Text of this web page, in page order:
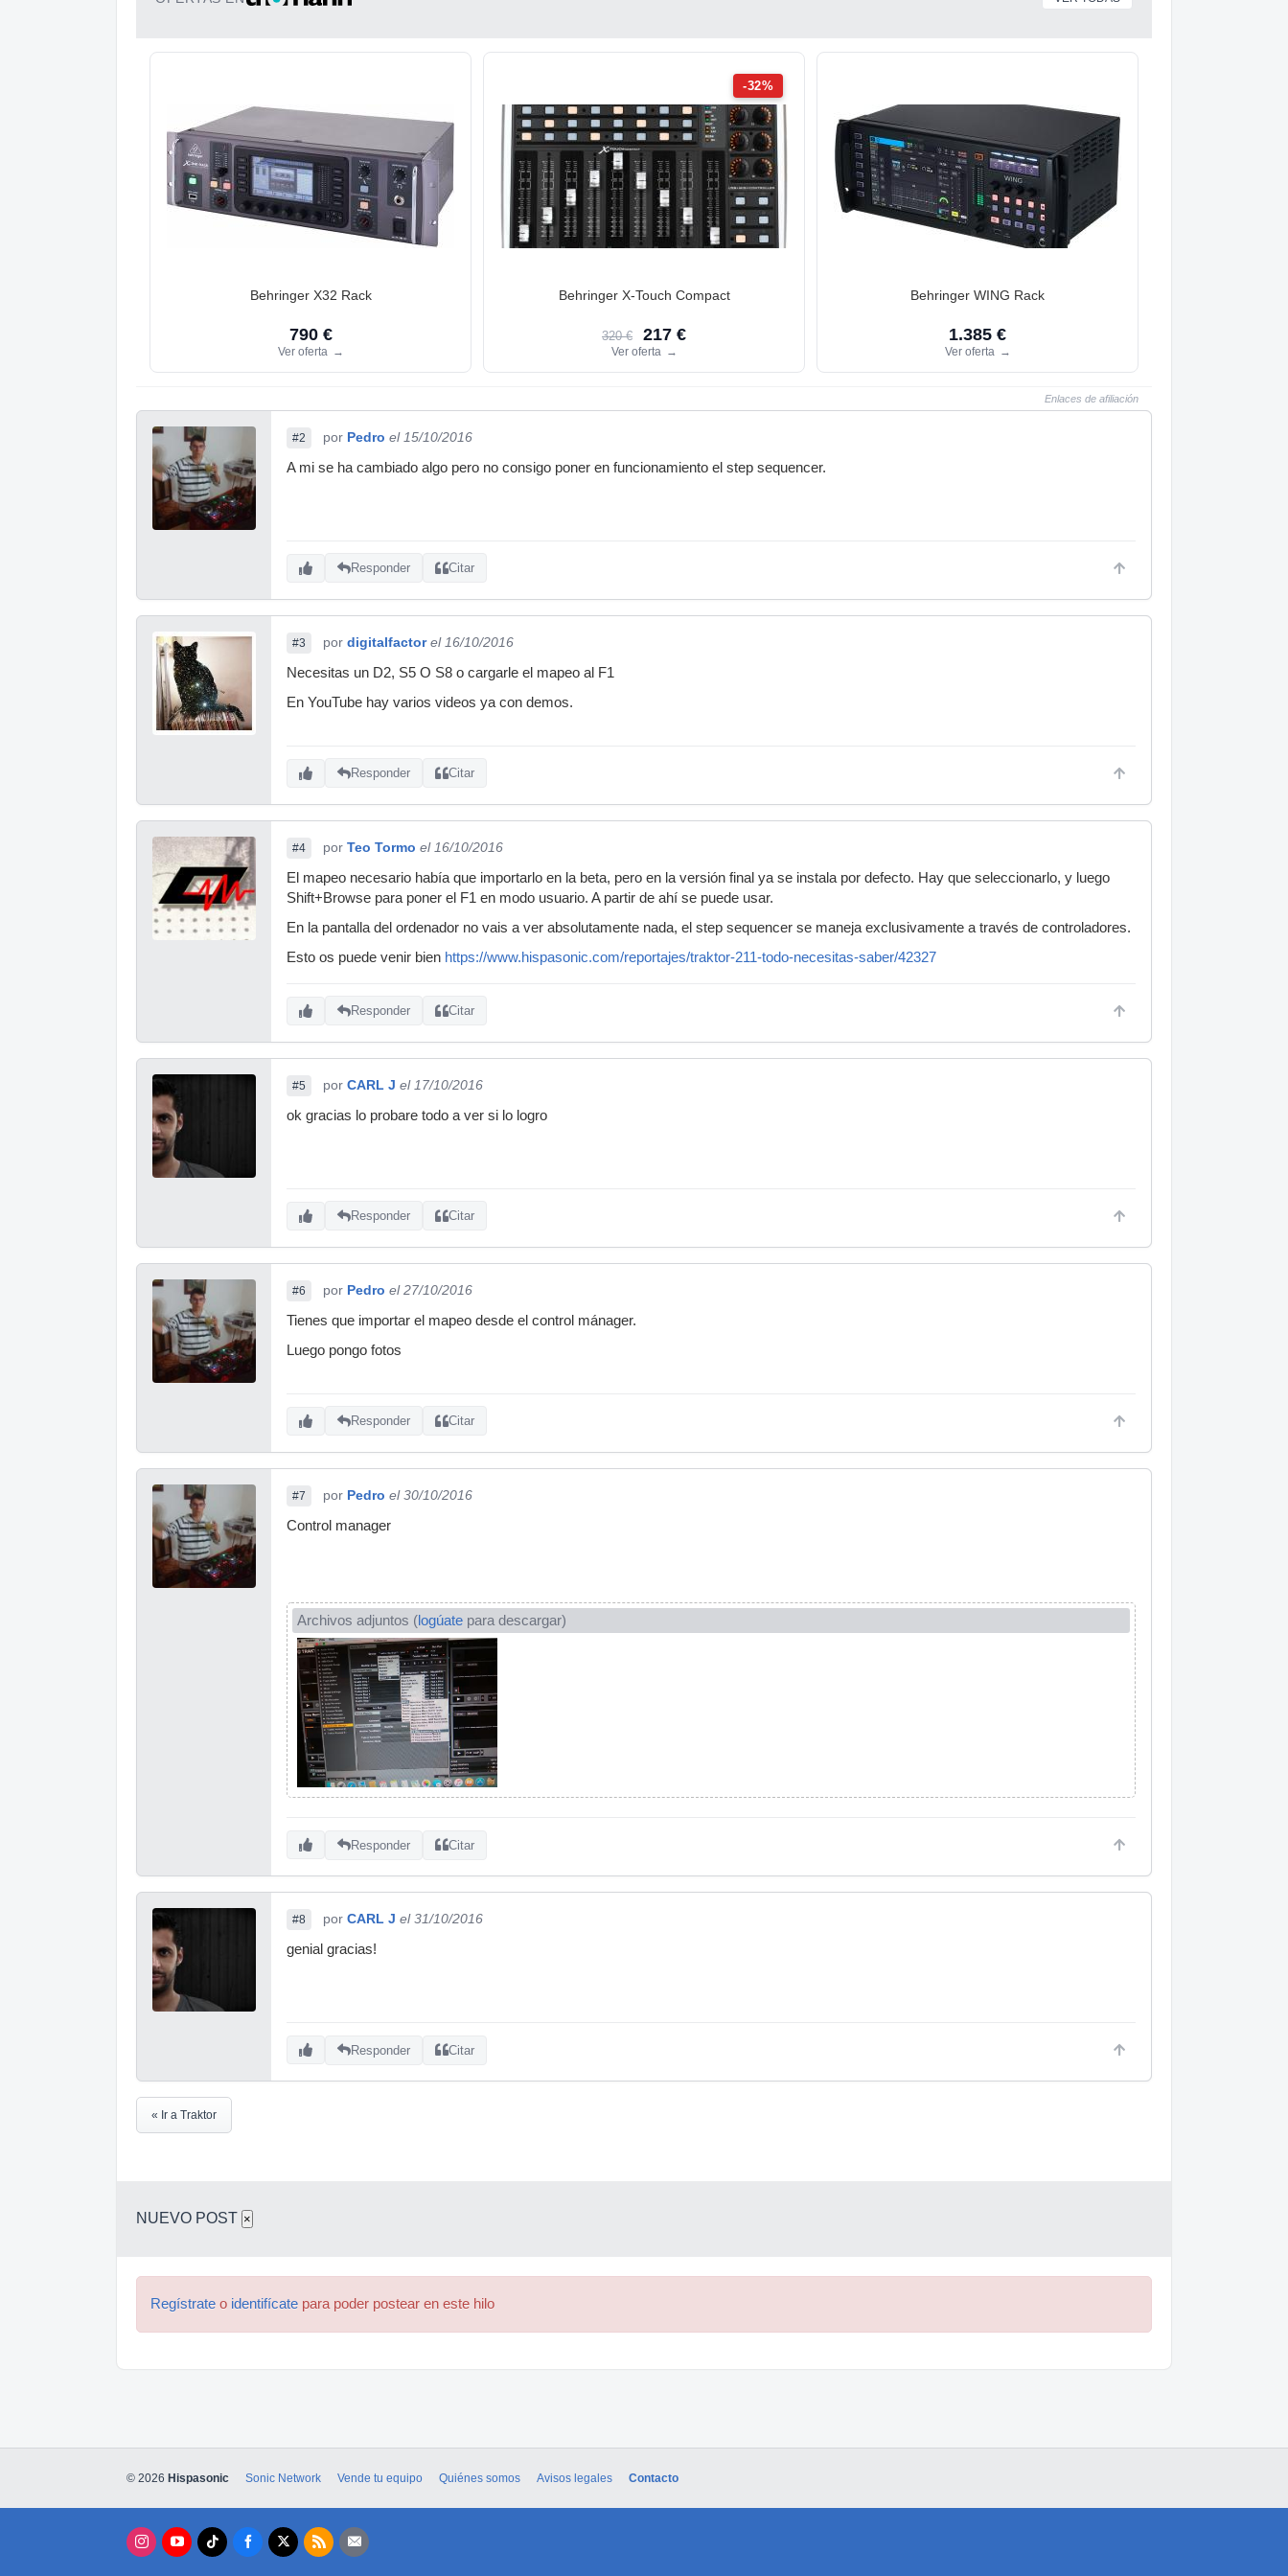
Behringer X32 Rack
790 €
Ver oferta →
-32%
Behringer X-Touch Compact
320 € 217 €
Ver oferta →
Behringer WING Rack
1.385 €
Ver oferta →
Enlaces de afiliación
#2 por Pedro el 15/10/2016
A mi se ha cambiado algo pero no consigo poner en funcionamiento el step sequencer.
Responder Citar
#3 por digitalfactor el 16/10/2016
Necesitas un D2, S5 O S8 o cargarle el mapeo al F1
En YouTube hay varios videos ya con demos.
Responder Citar
#4 por Teo Tormo el 16/10/2016
El mapeo necesario había que importarlo en la beta, pero en la versión final ya se instala por defecto. Hay que seleccionarlo, y luego
Shift+Browse para poner el F1 en modo usuario. A partir de ahí se puede usar.
En la pantalla del ordenador no vais a ver absolutamente nada, el step sequencer se maneja exclusivamente a través de controladores.
Esto os puede venir bien https://www.hispasonic.com/reportajes/traktor-211-todo-necesitas-saber/42327
Responder Citar
#5 por CARL J el 17/10/2016
ok gracias lo probare todo a ver si lo logro
Responder Citar
#6 por Pedro el 27/10/2016
Tienes que importar el mapeo desde el control mánager.
Luego pongo fotos
Responder Citar
#7 por Pedro el 30/10/2016
Control manager
Archivos adjuntos (logúate para descargar)
Responder Citar
#8 por CARL J el 31/10/2016
genial gracias!
Responder Citar
« Ir a Traktor
NUEVO POST ×
Regístrate o identifícate para poder postear en este hilo
© 2026 Hispasonic Sonic Network Vende tu equipo Quiénes somos Avisos legales Contacto